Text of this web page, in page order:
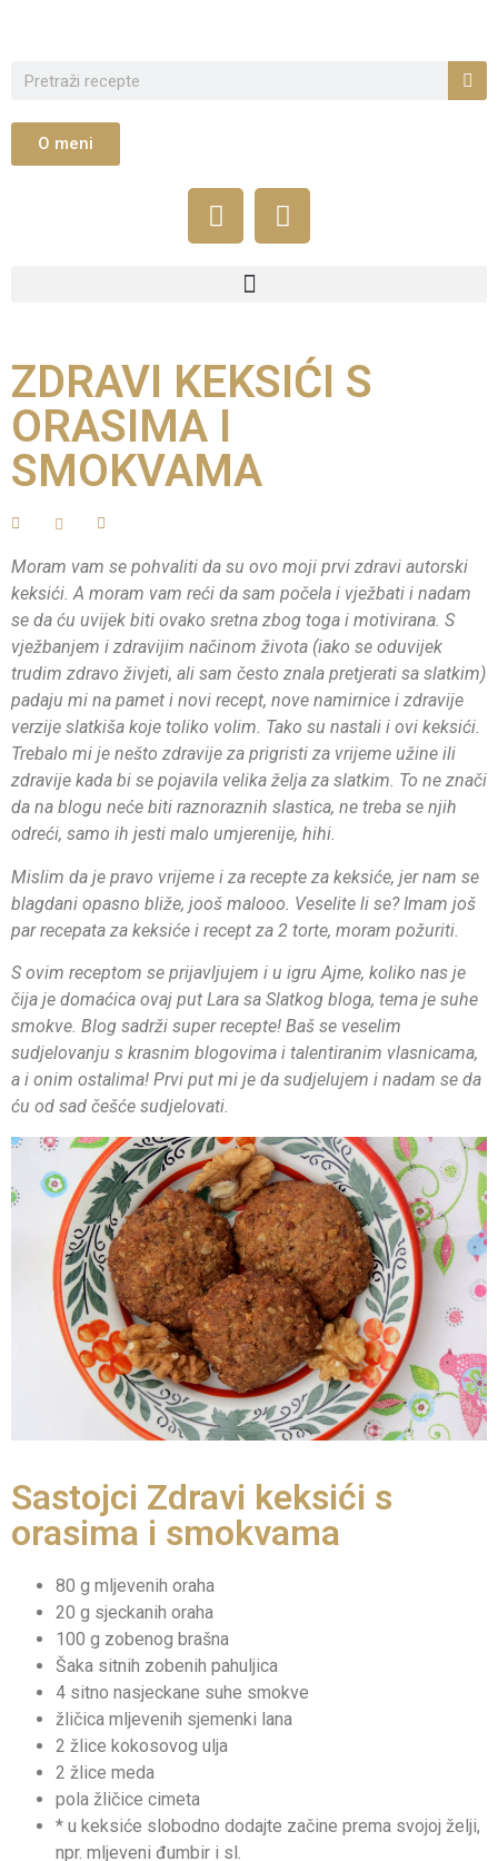
O meni
ZDRAVI KEKSIĆI S
ORASIMA I
SMOKVAMA
Moram vam se pohvaliti da su ovo moji prvi zdravi autorski
keksići. A moram vam reći da sam počela i vježbati i nadam
se da ću uvijek biti ovako sretna zbog toga i motivirana. S
vježbanjem i zdravijim načinom života (iako se oduvijek
trudim zdravo živjeti, ali sam često znala pretjerati sa slatkim)
padaju mi na pamet i novi recept, nove namirnice i zdravije
verzije slatkiša koje toliko volim. Tako su nastali i ovi keksići.
Trebalo mi je nešto zdravije za prigristi za vrijeme užine ili
zdravije kada bi se pojavila velika želja za slatkim. To ne znači
da na blogu neće biti raznoraznih slastica, ne treba se njih
odreći, samo ih jesti malo umjerenije, hihi.
Mislim da je pravo vrijeme i za recepte za keksiće, jer nam se
blagdani opasno bliže, jooš malooo. Veselite li se? Imam još
par recepata za keksiće i recept za 2 torte, moram požuriti.
S ovim receptom se prijavljujem i u igru Ajme, koliko nas je
čija je domaćica ovaj put Lara sa Slatkog bloga, tema je suhe
smokve. Blog sadrži super recepte! Baš se veselim
sudjelovanju s krasnim blogovima i talentiranim vlasnicama,
a i onim ostalima! Prvi put mi je da sudjelujem i nadam se da
ću od sad češće sudjelovati.
Sastojci Zdravi keksići s
orasima i smokvama
80 g mljevenih oraha
20 g sjeckanih oraha
100 g zobenog brašna
Šaka sitnih zobenih pahuljica
4 sitno nasjeckane suhe smokve
žličica mljevenih sjemenki lana
2 žlice kokosovog ulja
2 žlice meda
pola žličice cimeta
* u keksiće slobodno dodajte začine prema svojoj želji,
npr. mljeveni đumbir i sl.